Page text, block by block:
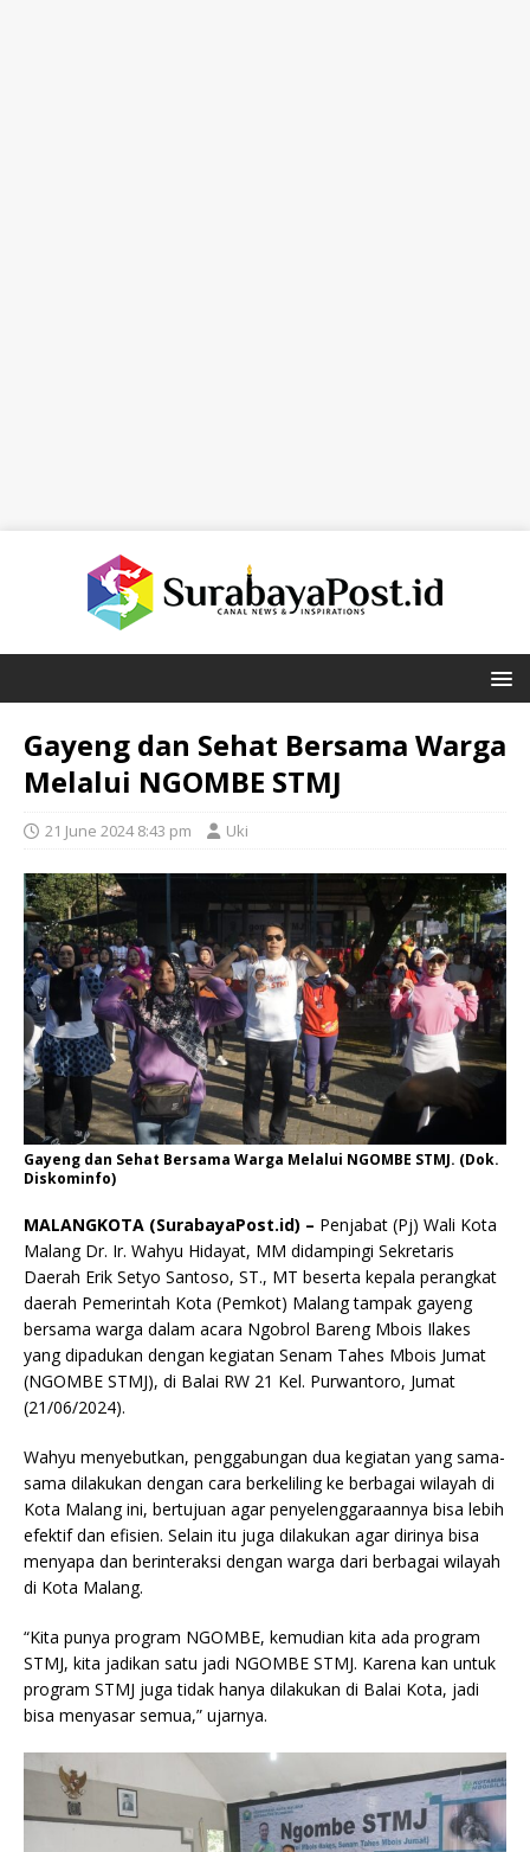
Gayeng dan Sehat Bersama Warga
Melalui NGOMBE STMJ
21 June 2024 8:43 pm Uki
Gayeng dan Sehat Bersama Warga Melalui NGOMBE STMJ. (Dok.
Diskominfo)
MALANGKOTA (SurabayaPost.id) – Penjabat (Pj) Wali Kota
Malang Dr. Ir. Wahyu Hidayat, MM didampingi Sekretaris
Daerah Erik Setyo Santoso, ST., MT beserta kepala perangkat
daerah Pemerintah Kota (Pemkot) Malang tampak gayeng
bersama warga dalam acara Ngobrol Bareng Mbois Ilakes
yang dipadukan dengan kegiatan Senam Tahes Mbois Jumat
(NGOMBE STMJ), di Balai RW 21 Kel. Purwantoro, Jumat
(21/06/2024).
Wahyu menyebutkan, penggabungan dua kegiatan yang sama-
sama dilakukan dengan cara berkeliling ke berbagai wilayah di
Kota Malang ini, bertujuan agar penyelenggaraannya bisa lebih
efektif dan efisien. Selain itu juga dilakukan agar dirinya bisa
menyapa dan berinteraksi dengan warga dari berbagai wilayah
di Kota Malang.
“Kita punya program NGOMBE, kemudian kita ada program
STMJ, kita jadikan satu jadi NGOMBE STMJ. Karena kan untuk
program STMJ juga tidak hanya dilakukan di Balai Kota, jadi
bisa menyasar semua,” ujarnya.